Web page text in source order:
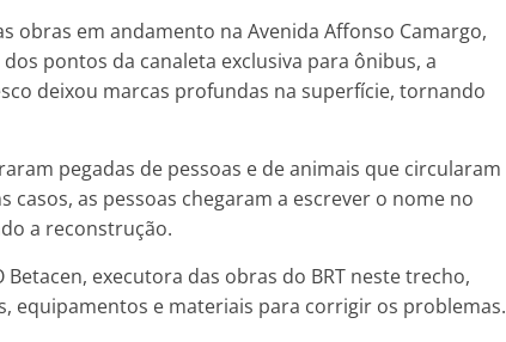
obras em andamento na Avenida Affonso Camargo,
pontos da canaleta exclusiva para ônibus, a
deixou marcas profundas na superfície, tornando
pegadas de pessoas e de animais que circularam
as pessoas chegaram a escrever o nome no
a reconstrução.
executora das obras do BRT neste trecho,
equipamentos e materiais para corrigir os problemas.